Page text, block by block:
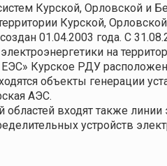
Курской, Орловской и
Курской,
01.04.2003 года. С
на
Курское РДУ
объекты генерации
АЭС.
входят также
устройств